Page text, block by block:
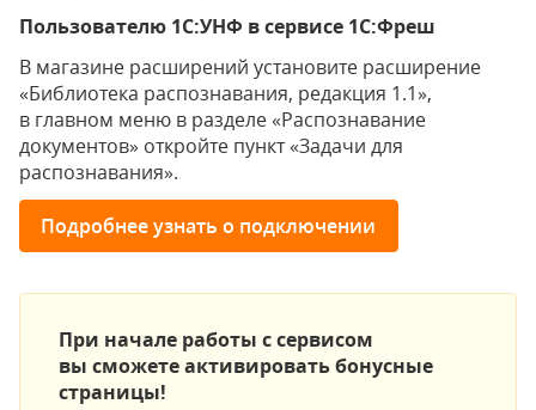
Пользователю 1С:УНФ в сервисе 1С:Фреш
В магазине расширений установите расширение
«Библиотека распознавания, редакция 1.1»,
в главном меню в разделе «Распознавание
документов» откройте пункт «Задачи для
распознавания».
Подробнее узнать о подключении
При начале работы с сервисом
вы сможете активировать бонусные
страницы!